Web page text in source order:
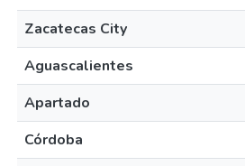
Zacatecas City
Aguascalientes
Apartado
Córdoba